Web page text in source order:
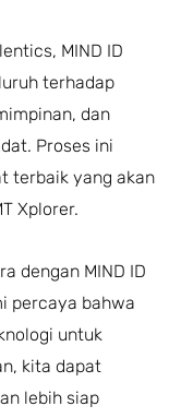
MIND ID
terhadap
dan
Proses ini
terbaik yang akan
Xplorer.
dengan MIND ID
percaya bahwa
untuk
kita dapat
lebih siap